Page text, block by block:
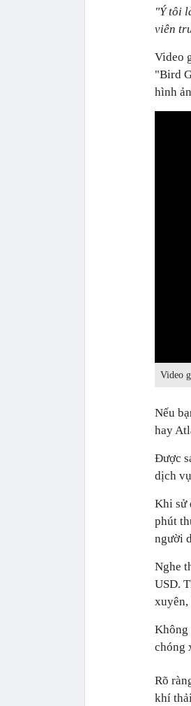
"Ý tôi
viên
Video
"Bird
hình
Video
Nếu
hay
Được
dịch
Khi sử
phút
người
Nghe
USD.
xuyên,
Không
chóng
Rõ
khí